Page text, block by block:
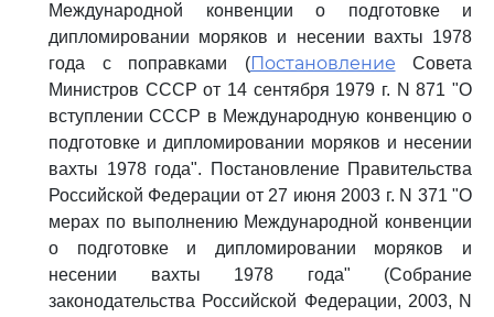
Международной конвенции о подготовке и
дипломировании моряков и несении вахты 1978
года с поправками (Постановление Совета
Министров СССР от 14 сентября 1979 г. N 871 "О
вступлении СССР в Международную конвенцию о
подготовке и дипломировании моряков и несении
вахты 1978 года". Постановление Правительства
Российской Федерации от 27 июня 2003 г. N 371 "О
мерах по выполнению Международной конвенции
о подготовке и дипломировании моряков и
несении вахты 1978 года" (Собрание
законодательства Российской Федерации, 2003, N